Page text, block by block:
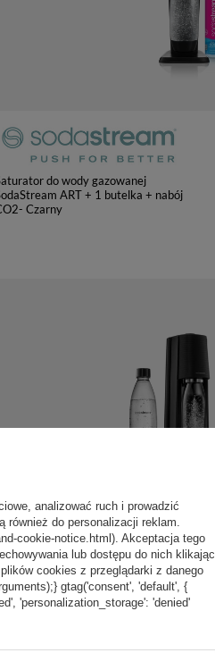
do wody gazowanej
ART + 1 butelka + nabój
Czarny
do wody gazowanej
SodaStream TERRA czarny'+
analizować ruch i prowadzić
również do personalizacji reklam.
cookie-notice.html). Akceptacja tego
lub dostępu do nich klikając
cookies z przeglądarki z danego
gtag('consent', 'default', {
'personalization_storage': 'denied'